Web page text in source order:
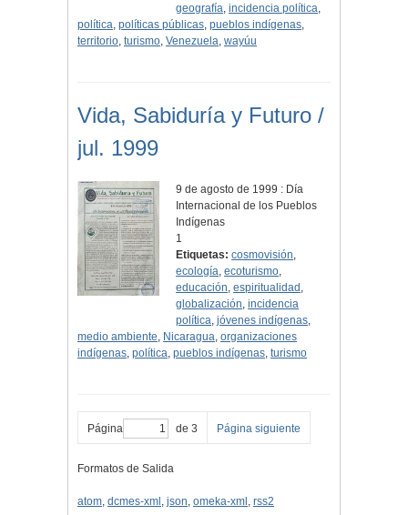
geografía,incidencia política,
política, políticas públicas, pueblos indígenas,
territorio, turismo, Venezuela, wayúu
Vida, Sabiduría y Futuro /
jul. 1999
9 de agosto de 1999 : Día
Internacional de los Pueblos
Indígenas
1
Etiquetas: cosmovisión,
ecología,ecoturismo,
educación,espiritualidad ,
globalización,incidencia
política,jóvenes indígenas,
medio ambiente, Nicaragua, organizaciones
indígenas, política, pueblos indígenas, turismo
Página de 3 Página siguiente
Formatos de Salida
atom, dcmes-xml , json, omeka-xml , rss2